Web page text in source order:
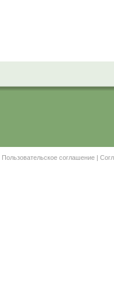
Пользовательское соглашение |